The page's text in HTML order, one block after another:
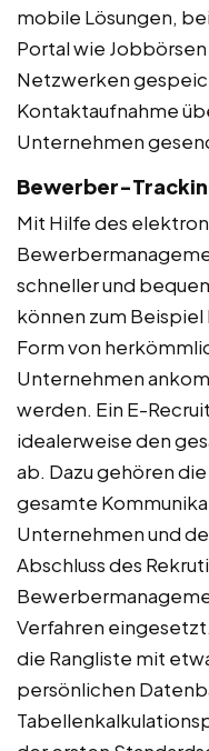
mobile Lösungen,
Portal wie
Netzwerken
Kontaktaufnahme
Unternehmen
Bewerber-
Mit Hilfe des
schneller und
können zum
Form von
Unternehmen
werden. Ein E-
idealerweise den
ab. Dazu gehören
gesamte
Unternehmen und
Abschluss des
Verfahren
die Rangliste mit
persönlichen